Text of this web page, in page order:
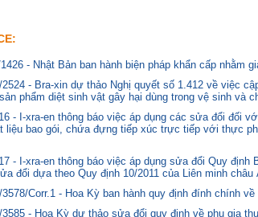
- Nhật Bản ban hành biện pháp khẩn cấp nhằm
- Bra-xin dự thảo Nghị quyết số 1.412 về việc
phẩm diệt sinh vật gây hại dùng trong vệ sinh và
- I-xra-en thông báo việc áp dụng các sửa đổi đối
liệu bao gói, chứa đựng tiếp xúc trực tiếp với thực
- I-xra-en thông báo việc áp dụng sửa đổi Quy
đổi dựa theo Quy định 10/2011 của Liên minh châu
Corr.1 - Hoa Kỳ ban hành quy định đính chính
- Hoa Kỳ dự thảo sửa đổi quy định về phụ gia